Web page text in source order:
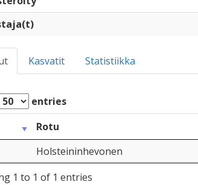
Kasvatit Statistiikka
entries
Rotu
Holsteininhevonen
1 to 1 of 1 entries